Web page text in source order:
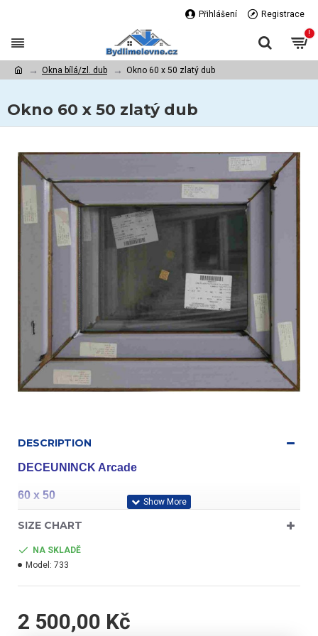
Přihlášení Registrace
!
Okna bílá/zl. dub Okno 60 x 50 zlatý dub
Okno 60 x 50 zlatý dub
DESCRIPTION
DECEUNINCK Arcade
60 x 50
profil třídy "A"
- jednokřídlé
SIZE CHART
NA SKLADĚ
Model: 733
2 500,00 Kč